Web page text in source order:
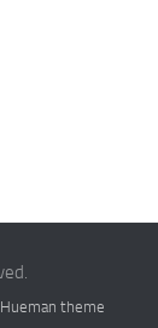
Hueman theme